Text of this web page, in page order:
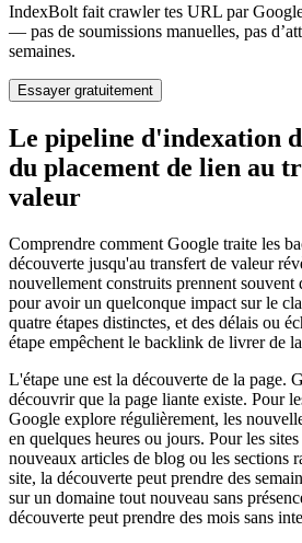
IndexBolt fait crawler tes URL par
— pas de soumissions manuelles, pas
semaines.
Essayer gratuitement
Le pipeline d'indexation
du placement de lien au
valeur
Comprendre comment Google traite les
découverte jusqu'au transfert de valeur
nouvellement construits prennent souvent
pour avoir un quelconque impact sur le
quatre étapes distinctes, et des délais ou
étape empêchent le backlink de livrer de
L'étape une est la découverte de la page.
découvrir que la page liante existe. Pour
Google explore régulièrement, les
en quelques heures ou jours. Pour les
nouveaux articles de blog ou les sections
site, la découverte peut prendre des
sur un domaine tout nouveau sans
découverte peut prendre des mois sans